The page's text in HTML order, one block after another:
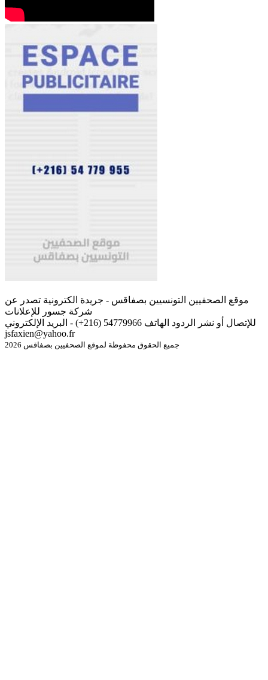
موقع الصحفيين التونسيين بصفاقس - جريدة الكترونية تصدر عن
شركة جسور للإعلانات
للإتصال أو نشر الردود الهاتف 54779966 (216+) - البريد الإلكتروني
jsfaxien@yahoo.fr
جميع الحقوق محفوظة لموقع الصحفيين بصفاقس 2026